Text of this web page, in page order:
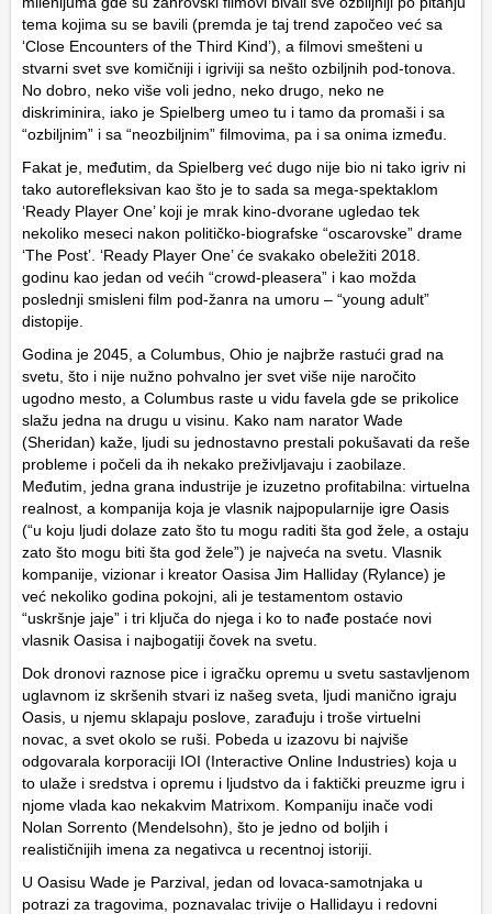
tema kojima su se bavili (premda je taj trend započeo već sa
‘Close Encounters of the Third Kind’), a filmovi smešteni u
stvarni svet sve komičniji i igriviji sa nešto ozbiljnih pod-tonova.
No dobro, neko više voli jedno, neko drugo, neko ne
diskriminira, iako je Spielberg umeo tu i tamo da promaši i sa
“ozbiljnim” i sa “neozbiljnim” filmovima, pa i sa onima između.
Fakat je, međutim, da Spielberg već dugo nije bio ni tako igriv ni
tako autorefleksivan kao što je to sada sa mega-spektaklom
‘Ready Player One’ koji je mrak kino-dvorane ugledao tek
nekoliko meseci nakon političko-biografske “oscarovske” drame
‘The Post’. ‘Ready Player One’ će svakako obeležiti 2018.
godinu kao jedan od većih “crowd-pleasera” i kao možda
poslednji smisleni film pod-žanra na umoru – “young adult”
distopije.
Godina je 2045, a Columbus, Ohio je najbrže rastući grad na
svetu, što i nije nužno pohvalno jer svet više nije naročito
ugodno mesto, a Columbus raste u vidu favela gde se prikolice
slažu jedna na drugu u visinu. Kako nam narator Wade
(Sheridan) kaže, ljudi su jednostavno prestali pokušavati da reše
probleme i počeli da ih nekako preživljavaju i zaobilaze.
Međutim, jedna grana industrije je izuzetno profitabilna: virtuelna
realnost, a kompanija koja je vlasnik najpopularnije igre Oasis
(“u koju ljudi dolaze zato što tu mogu raditi šta god žele, a ostaju
zato što mogu biti šta god žele”) je najveća na svetu. Vlasnik
kompanije, vizionar i kreator Oasisa Jim Halliday (Rylance) je
već nekoliko godina pokojni, ali je testamentom ostavio
“uskršnje jaje” i tri ključa do njega i ko to nađe postaće novi
vlasnik Oasisa i najbogatiji čovek na svetu.
Dok dronovi raznose pice i igračku opremu u svetu sastavljenom
uglavnom iz skršenih stvari iz našeg sveta, ljudi manično igraju
Oasis, u njemu sklapaju poslove, zarađuju i troše virtuelni
novac, a svet okolo se ruši. Pobeda u izazovu bi najviše
odgovarala korporaciji IOI (Interactive Online Industries) koja u
to ulaže i sredstva i opremu i ljudstvo da i faktički preuzme igru i
njome vlada kao nekakvim Matrixom. Kompaniju inače vodi
Nolan Sorrento (Mendelsohn), što je jedno od boljih i
realističnijih imena za negativca u recentnoj istoriji.
U Oasisu Wade je Parzival, jedan od lovaca-samotnjaka u
potrazi za tragovima, poznavalac trivije o Hallidayu i redovni